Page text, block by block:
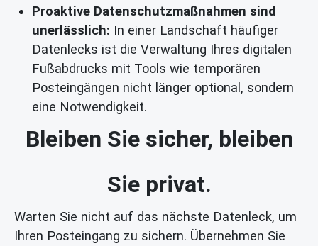
Proaktive Datenschutzmaßnahmen sind
unerlässlich: In einer Landschaft häufiger
Datenlecks ist die Verwaltung Ihres digitalen
Fußabdrucks mit Tools wie temporären
Posteingängen nicht länger optional, sondern
eine Notwendigkeit.
Bleiben Sie sicher, bleiben
Sie privat.
Warten Sie nicht auf das nächste Datenleck, um
Ihren Posteingang zu sichern. Übernehmen Sie